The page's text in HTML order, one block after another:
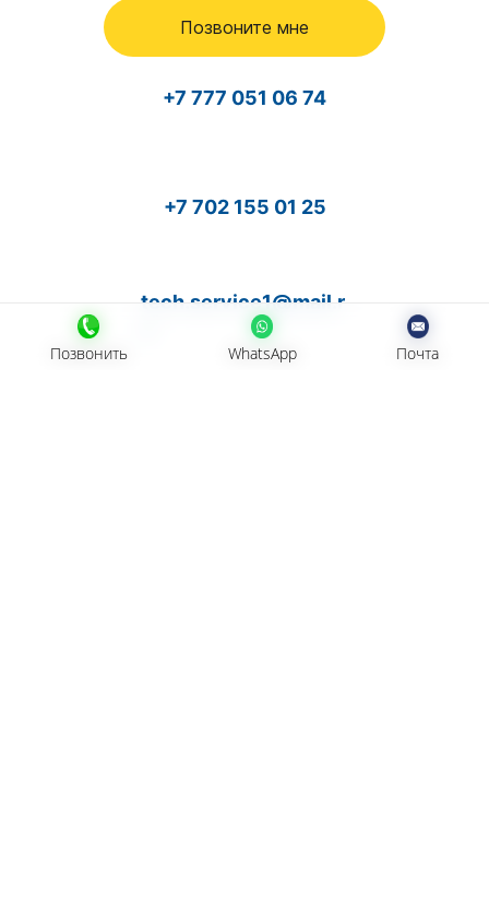
Позвонить WhatsApp Почта
Позвоните мне
+7 777 051 06 74
+7 702 155 01 25
tech.service1@mail.r
Позвонить WhatsApp Почта